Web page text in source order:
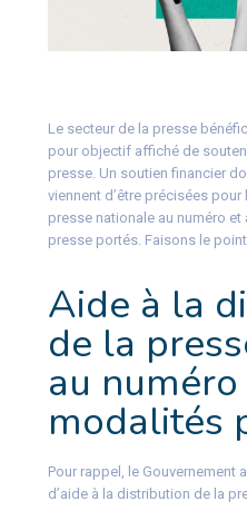
Le secteur de la presse
pour objectif affiché de
presse. Un soutien financier
viennent d’être précisées
presse nationale au numéro et
presse portés. Faisons le
Aide à la
de la
au numéro
modalités
Pour rappel, le
d’aide à la distribution de la